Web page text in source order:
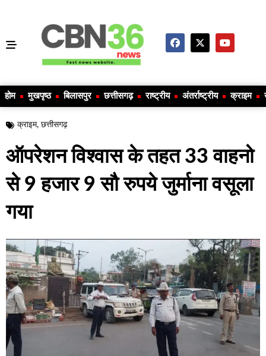
होम मुखपृष्ठ बिलासपुर छत्तीसगढ़ राष्ट्रीय अंतर्राष्ट्रीय क्राइम
क्राइम, छत्तीसगढ़
ऑपरेशन विश्वास के तहत 33 वाहनो
से 9 हजार 9 सौ रुपये जुर्माना वसूला
गया